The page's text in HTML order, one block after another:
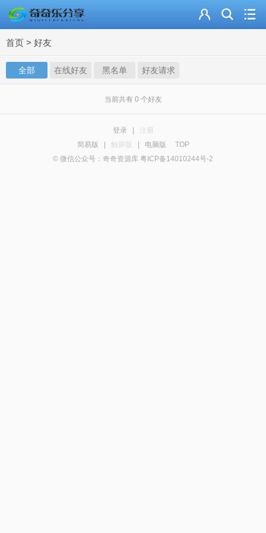
首页 > 好友
全部 在线好友 黑名单 好友请求
当前共有 0 个好友
登录
注册
简易版
触屏版 电脑版
TOP
© 微信公众号：奇奇资源库 粤ICP备14010244号-2
资源合集
流量卡
站内导读
加入频道